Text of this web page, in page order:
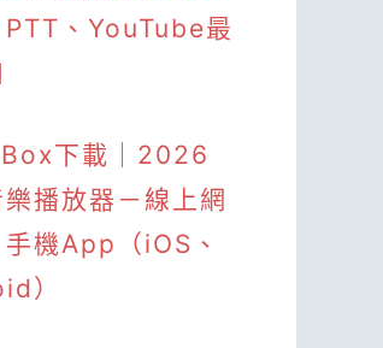
PTT、YouTube最
下載｜2026
播放器－線上網
機App（iOS、
）